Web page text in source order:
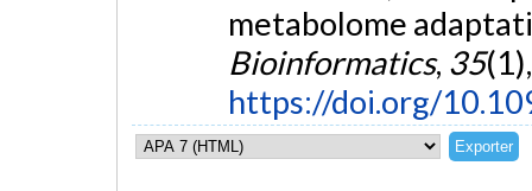
metabolome
Bioinformatics, 35
https://doi.org/